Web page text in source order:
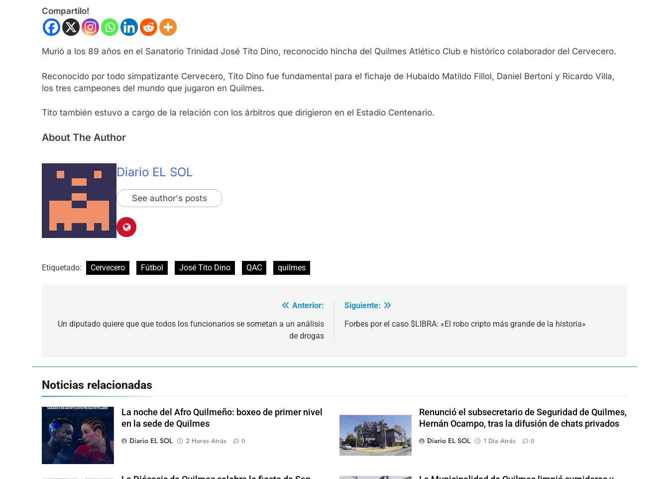
Compartilo!
Murió a los 89 años en el Sanatorio Trinidad José Tito Dino, reconocido hincha del Quilmes Atlético Club e histórico colaborador del Cervecero.
Reconocido por todo simpatizante Cervecero, Tito Dino fue fundamental para el fichaje de Hubaldo Matildo Fillol, Daniel Bertoni y Ricardo Villa,
los tres campeones del mundo que jugaron en Quilmes.
Tito también estuvo a cargo de la relación con los árbitros que dirigieron en el Estadio Centenario.
About The Author
Diario EL SOL
See author's posts
Etiquetado: Cervecero Fútbol José Tito Dino QAC quilmes
de
Anterior:
Un diputado quiere que que todos los funcionarios se sometan a un análisis
de drogas
Siguiente:
Forbes por el caso $LIBRA: «El robo cripto más grande de la historia»
Noticias relacionadas
La noche del Afro Quilmeño: boxeo de primer nivel
en la sede de Quilmes
Diario EL SOL
2 Horas Atrás 0
Renunció el subsecretario de Seguridad de Quilmes,
Hernán Ocampo, tras la difusión de chats privados
Diario EL SOL
1 Día Atrás 0